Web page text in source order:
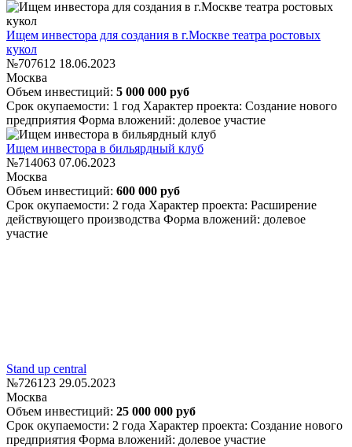
Ищем инвестора для создания в г.Москве театра ростовых
кукол
№707612 18.06.2023
Москва
Объем инвестиций: 5 000 000 руб
Срок окупаемости: 1 год Характер проекта: Создание нового
предприятия Форма вложений: долевое участие
Ищем инвестора в бильярдный клуб
№714063 07.06.2023
Москва
Объем инвестиций: 600 000 руб
Срок окупаемости: 2 года Характер проекта: Расширение
действующего производства Форма вложений: долевое
участие
Stand up central
№726123 29.05.2023
Москва
Объем инвестиций: 25 000 000 руб
Срок окупаемости: 2 года Характер проекта: Создание нового
предприятия Форма вложений: долевое участие